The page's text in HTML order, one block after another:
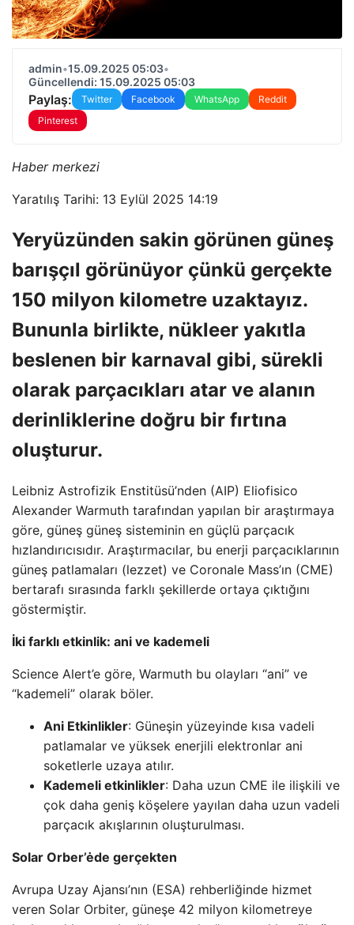
admin•15.09.2025 05:03•
Güncellendi: 15.09.2025 05:03
Paylaş: Twitter Facebook WhatsApp
Reddit
Pinterest
Haber merkezi
Yaratılış Tarihi: 13 Eylül 2025 14:19
Yeryüzünden sakin görünen güneş
barışçıl görünüyor çünkü gerçekte
150 milyon kilometre uzaktayız.
Bununla birlikte, nükleer yakıtla
beslenen bir karnaval gibi, sürekli
olarak parçacıkları atar ve alanın
derinliklerine doğru bir fırtına
oluşturur.
Leibniz Astrofizik Enstitüsü’nden (AIP) Eliofisico
Alexander Warmuth tarafından yapılan bir araştırmaya
göre, güneş güneş sisteminin en güçlü parçacık
hızlandırıcısıdır. Araştırmacılar, bu enerji parçacıklarının
güneş patlamaları (lezzet) ve Coronale Mass’ın (CME)
bertarafı sırasında farklı şekillerde ortaya çıktığını
göstermiştir.
İki farklı etkinlik: ani ve kademeli
Science Alert’e göre, Warmuth bu olayları “ani” ve
“kademeli” olarak böler.
Ani Etkinlikler: Güneşin yüzeyinde kısa vadeli
patlamalar ve yüksek enerjili elektronlar ani
soketlerle uzaya atılır.
Kademeli etkinlikler: Daha uzun CME ile ilişkili ve
çok daha geniş köşelere yayılan daha uzun vadeli
parçacık akışlarının oluşturulması.
Solar Orber’ėde gerçekten
Avrupa Uzay Ajansı’nın (ESA) rehberliğinde hizmet
veren Solar Orbiter, güneşe 42 milyon kilometreye